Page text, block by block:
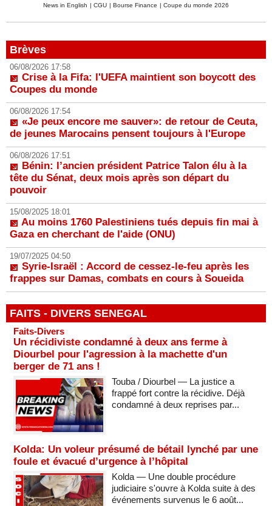
News in English | CGU | Bourse Finance | Coupe du monde 2026
Brèves
06/08/2026 17:58
Crise à la Fifa: l'UEFA maintient son boycott des
Coupes du monde
06/08/2026 17:54
«Je peux encore me sauver»: de retour de Ceuta,
de jeunes Marocains pensent toujours à l'Europe
06/08/2026 17:51
Bénin: l’ancien président Patrice Talon élu à la
tête du Sénat, deux mois après son départ du
pouvoir
15/08/2025 18:01
Au moins 1760 Palestiniens tués depuis fin mai à
Gaza en cherchant de l'aide (ONU)
19/07/2025 04:50
Syrie-Israël : Accord de cessez-le-feu après les
frappes sur Damas, combats en cours à Soueida
FAITS - DIVERS SENEGAL
Faits-Divers
Un récidiviste condamné à deux ans ferme à
Diourbel pour l'agression à la machette d'un
berger de 71 ans !
Touba / Diourbel — La justice a
frappé fort contre la récidive. Déjà
condamné à deux reprises par...
Kolda: Un voleur présumé de bétail lynché par une
foule et évacué d’urgence à l’hôpital
Kolda — Une double procédure
judiciaire s'ouvre à Kolda suite à des
événements survenus le 6 août...